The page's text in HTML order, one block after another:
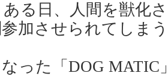
る日、人間を獣化
加させられてしま
った「DOG MATIC